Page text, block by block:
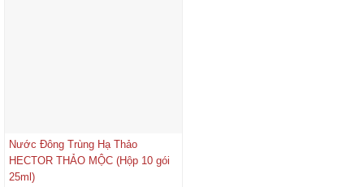
Nước Đông Trùng Hạ Thảo
HECTOR THẢO MỘC (Hộp 10 gói
25ml)